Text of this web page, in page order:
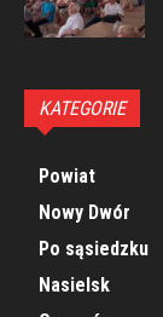
KATEGORIE
Powiat
Nowy Dwór
Po sąsiedzku
Nasielsk